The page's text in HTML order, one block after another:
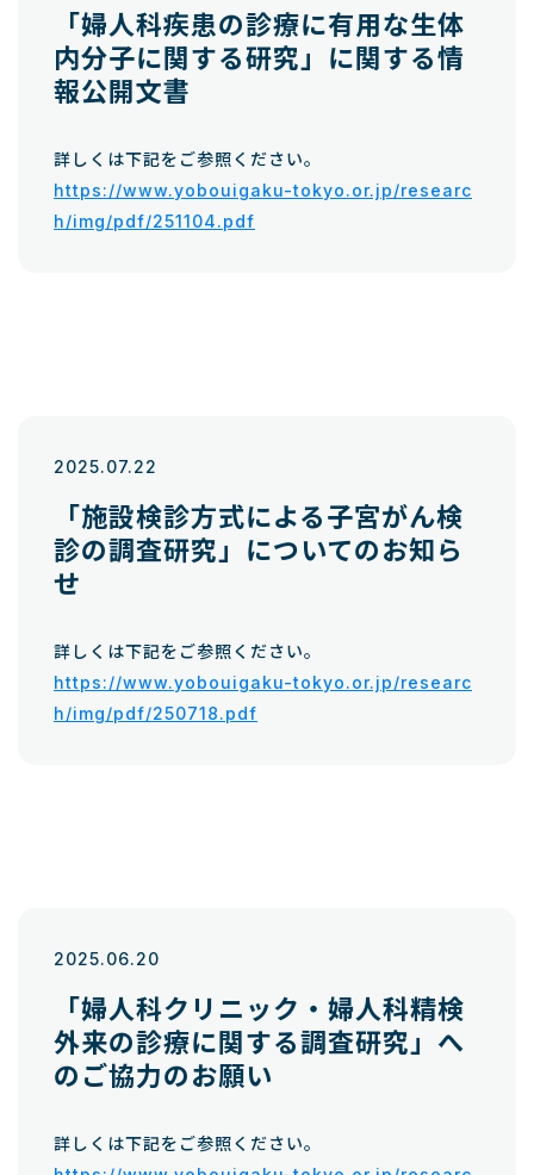
「婦人科疾患の診療に有用な生体
内分子に関する研究」に関する情
報公開文書
詳しくは下記をご参照ください。
https://www.yobouigaku-tokyo.or.jp/researc
h/img/pdf/251104.pdf
2025.07.22
「施設検診方式による子宮がん検
診の調査研究」についてのお知ら
せ
詳しくは下記をご参照ください。
https://www.yobouigaku-tokyo.or.jp/researc
h/img/pdf/250718.pdf
2025.06.20
「婦人科クリニック・婦人科精検
外来の診療に関する調査研究」へ
のご協力のお願い
詳しくは下記をご参照ください。